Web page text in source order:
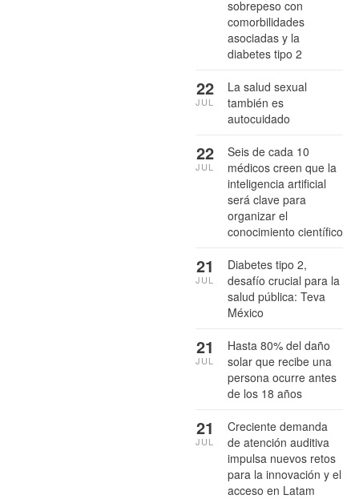
sobrepeso con
comorbilidades
asociadas y la
diabetes tipo 2
La salud sexual
también es
autocuidado
22
JUL
Seis de cada 10
médicos creen que la
inteligencia artificial
será clave para
organizar el
conocimiento científico
22
JUL
Diabetes tipo 2,
desafío crucial para la
salud pública: Teva
México
21
JUL
Hasta 80% del daño
solar que recibe una
persona ocurre antes
de los 18 años
21
JUL
Creciente demanda
de atención auditiva
impulsa nuevos retos
para la innovación y el
acceso en Latam
21
JUL